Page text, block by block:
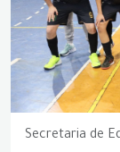
Secretaria de